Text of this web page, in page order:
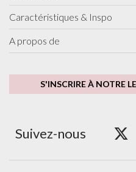
Caractéristiques & Inspo
A propos de
S'INSCRIRE À NOTRE
Suivez-nous